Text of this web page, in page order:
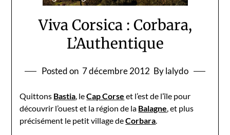
Viva Corsica : Corbara,
L’Authentique
Posted on 7 décembre 2012 By lalydo
Quittons Bastia, leCap Corse et l’est de l’île pour
découvrir l’ouest et la région de la Balagne, et plus
précisément le petit village deCorbara.